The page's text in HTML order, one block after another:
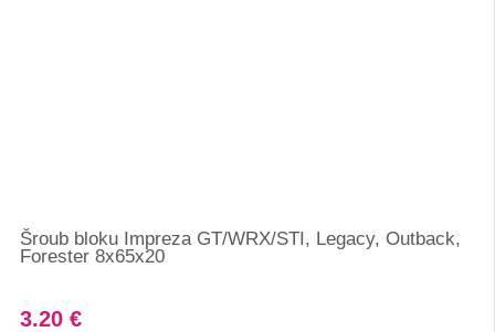
Šroub bloku Impreza GT/WRX/STI, Legacy, Outback,
Forester 8x65x20
3.20 €